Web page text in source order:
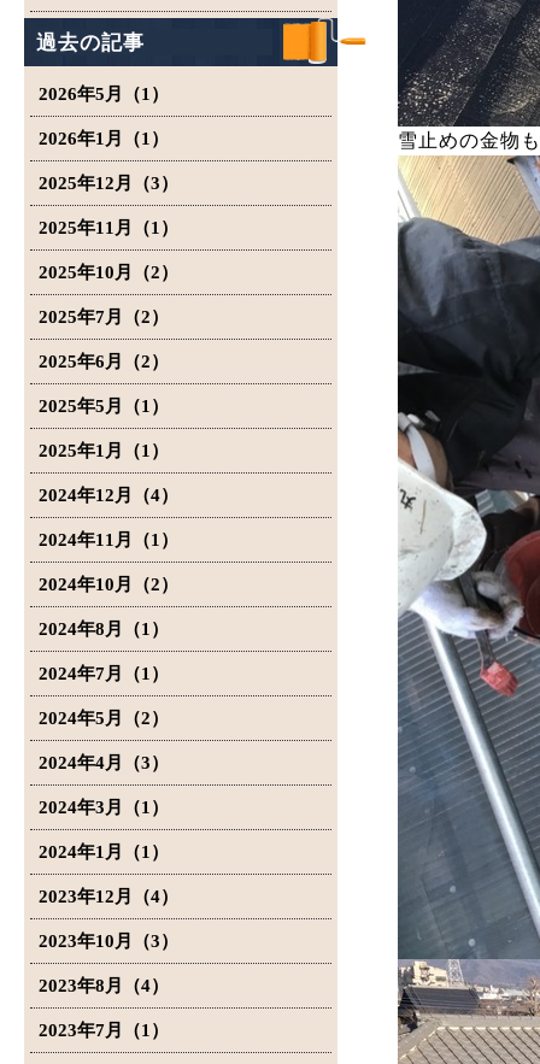
過去の記事
2026年5月（1）
2026年1月（1）
2025年12月（3）
2025年11月（1）
2025年10月（2）
2025年7月（2）
2025年6月（2）
2025年5月（1）
2025年1月（1）
2024年12月（4）
2024年11月（1）
2024年10月（2）
2024年8月（1）
2024年7月（1）
2024年5月（2）
2024年4月（3）
2024年3月（1）
2024年1月（1）
2023年12月（4）
2023年10月（3）
2023年8月（4）
2023年7月（1）
雪止めの金物